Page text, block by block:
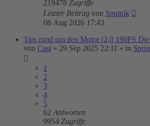
219478 Zugriffe
Letzter Beitrag von Sputnik
08 Aug 2026 17:43
Tips rund um den Motor (2,0 190PS
von Casi » 29 Sep 2025 22:11 » in
1
2
3
4
5
62 Antworten
9954 Zugriffe